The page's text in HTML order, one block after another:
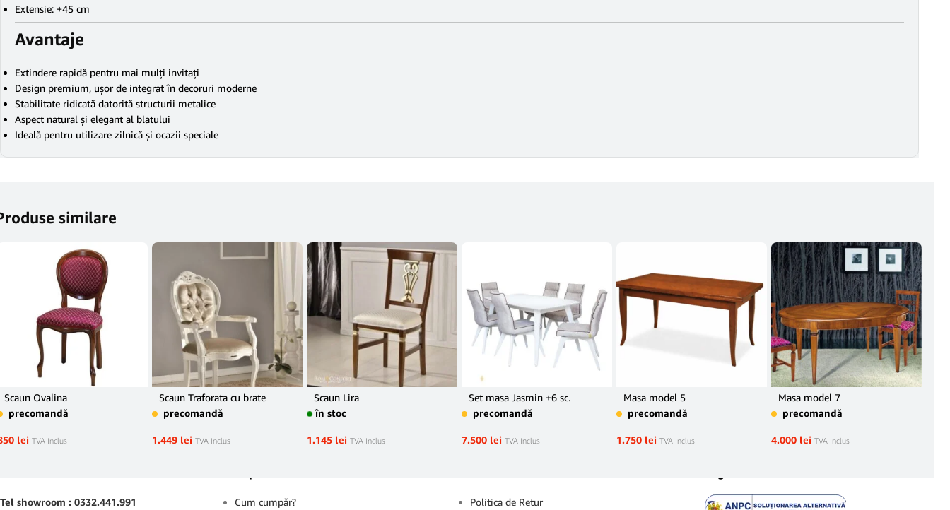
Extensie: +45 cm
Avantaje
Extindere rapidă pentru mai mulți invitați
Design premium, ușor de integrat în decoruri moderne
Stabilitate ridicată datorită structurii metalice
Aspect natural și elegant al blatului
Ideală pentru utilizare zilnică și ocazii speciale
similare
Scaun Ovalina
precomandă
lei TVA Inclus
Scaun Traforata cu brate
precomandă
1.449 lei TVA Inclus
Scaun Lira
în stoc
1.145 lei TVA Inclus
Set masa Jasmin +6 sc.
precomandă
7.500 lei TVA Inclus
Masa model 5
precomandă
1.750 lei TVA Inclus
Masa model 7
precomandă
4.000 lei TVA Inclus
Tel showroom : 0332.441.991 Cum cumpăr? Politica de Retur